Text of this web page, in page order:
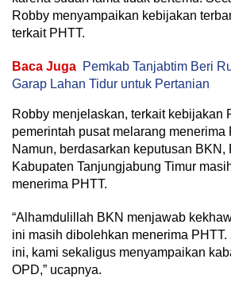
Robby menyampaikan kebijakan
terkait PHTT.
Baca Juga Pemkab Tanjabtim Beri
Garap Lahan Tidur untuk Pertanian
Robby menjelaskan, terkait kebijakan
pemerintah pusat melarang menerima
Namun, berdasarkan keputusan BKN,
Kabupaten Tanjungjabung Timur
menerima PHTT.
“Alhamdulillah BKN menjawab
ini masih dibolehkan menerima
ini, kami sekaligus menyampaikan
OPD,” ucapnya.